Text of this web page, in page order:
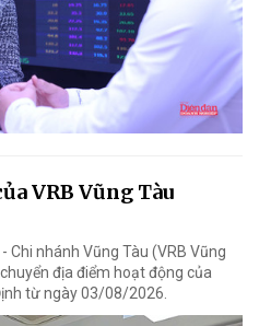
VRB Vũng Tàu
Chi nhánh Vũng Tàu (VRB Vũng
địa điểm hoạt động của
từ ngày 03/08/2026.